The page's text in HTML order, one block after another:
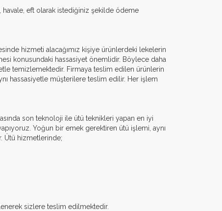
havale, eft olarak istediğiniz şekilde ödeme
hizmeti alacağımız kişiye ürünlerdeki lekelerin
konusundaki hassasiyet önemlidir. Böylece daha
temizlemektedir. Firmaya teslim edilen ürünlerin
hassasiyetle müşterilere teslim edilir. Her işlem
son teknoloji ile ütü teknikleri yapan en iyi
Yoğun bir emek gerektiren ütü işlemi, aynı
Ütü hizmetlerinde;
sizlere teslim edilmektedir.